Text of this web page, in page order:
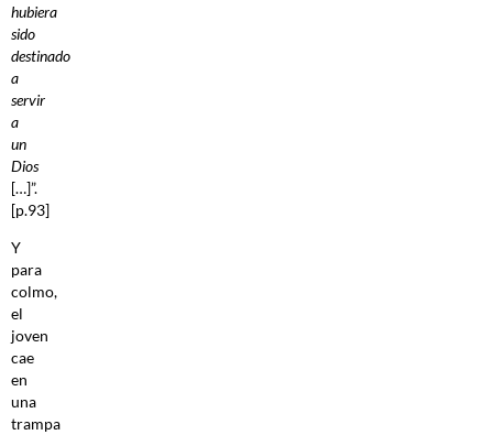
hubiera
sido
destinado
a
servir
a
un
Dios
[…]”.
[p.93]
Y
para
colmo,
el
joven
cae
en
una
trampa